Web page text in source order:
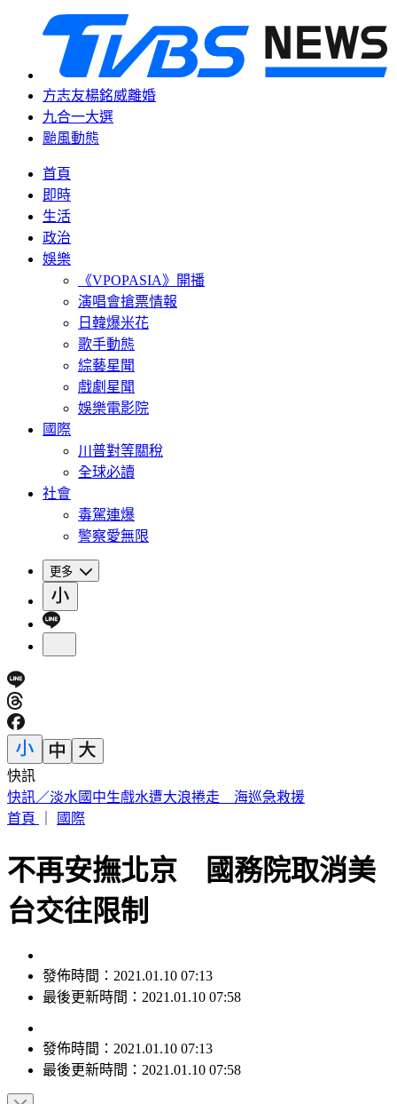
方志友楊銘威離婚
九合一大選
颱風動態
首頁
即時
生活
政治
娛樂
《VPOPASIA》開播
演唱會搶票情報
日韓爆米花
歌手動態
綜藝星聞
戲劇星聞
娛樂電影院
國際
川普對等關稅
全球必讀
社會
毒駕連爆
警察愛無限
更多
快訊
老高與小茉新片全程「黑底白字」！網笑：根本Podcast
首頁
國際
不再安撫北京 國務院取消美
台交往限制
發佈時間：2021.01.10 07:13
最後更新時間：2021.01.10 07:58
發佈時間： 2021.01.10 07:13
最後更新時間： 2021.01.10 07:58